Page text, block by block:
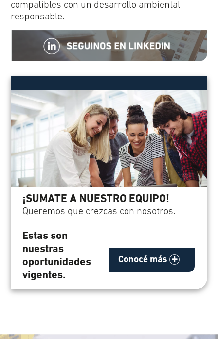
compatibles con un desarrollo ambiental
responsable.
¡SUMATE A NUESTRO EQUIPO!
Queremos que crezcas con nosotros.
Estas son
nuestras
oportunidades
vigentes.
Conocé más